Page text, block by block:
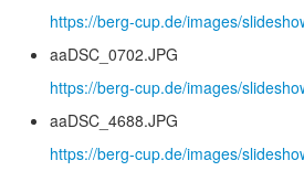
https://berg-cup.de/images/
aaDSC_0702.JPG
https://berg-cup.de/images/
aaDSC_4688.JPG
https://berg-cup.de/images/